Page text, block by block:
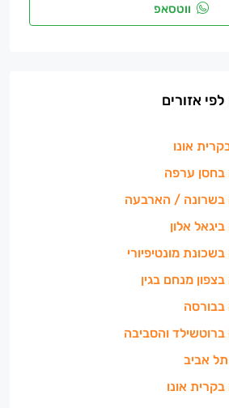
ווטסאפ
אזורים
אונו
ערפה
/ הארבעה
אלון
מונטיפיורי
מנחם בגין
והסביבה
אביב
אונו